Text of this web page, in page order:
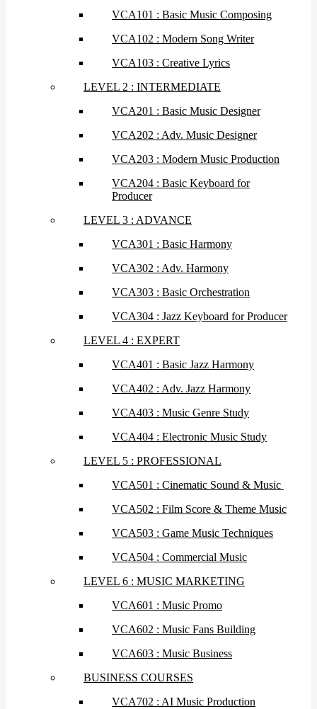
VCA101 : Basic Music Composing
VCA102 : Modern Song Writer
VCA103 : Creative Lyrics
LEVEL 2 : INTERMEDIATE
VCA201 : Basic Music Designer
VCA202 : Adv. Music Designer
VCA203 : Modern Music Production
VCA204 : Basic Keyboard for
Producer
LEVEL 3 : ADVANCE
VCA301 : Basic Harmony
VCA302 : Adv. Harmony
VCA303 : Basic Orchestration
VCA304 : Jazz Keyboard for Producer
LEVEL 4 : EXPERT
VCA401 : Basic Jazz Harmony
VCA402 : Adv. Jazz Harmony
VCA403 : Music Genre Study
VCA404 : Electronic Music Study
LEVEL 5 : PROFESSIONAL
VCA501 : Cinematic Sound & Music
VCA502 : Film Score & Theme Music
VCA503 : Game Music Techniques
VCA504 : Commercial Music
LEVEL 6 : MUSIC MARKETING
VCA601 : Music Promo
VCA602 : Music Fans Building
VCA603 : Music Business
BUSINESS COURSES
VCA702 : AI Music Production